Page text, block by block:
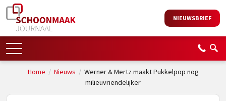
NIEUWSBRIEF
Home / Nieuws / Werner & Mertz maakt Pukkelpop nog
milieuvriendelijker